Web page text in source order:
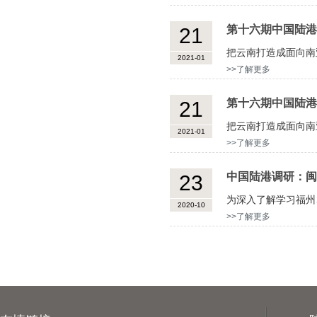
21
2021-01
第十六期中国陆
把云南打造成面向
自贸试验
>>了解更多
21
2021-01
第十六期中国陆
把云南打造成面向
自贸试验
>>了解更多
23
2020-10
中国陆港调研：
为深入了解学习福
>>了解更多